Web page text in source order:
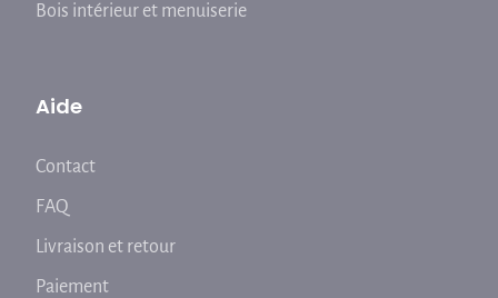
Bois intérieur et menuiserie
Aide
Contact
FAQ
Livraison et retour
Paiement